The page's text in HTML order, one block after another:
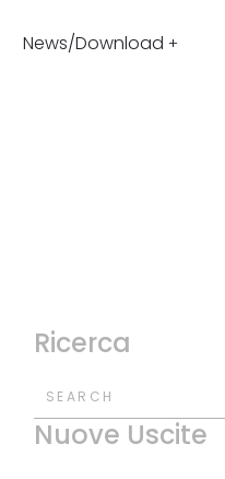
News/Download
Ricerca
SEARCH
Nuove Uscite